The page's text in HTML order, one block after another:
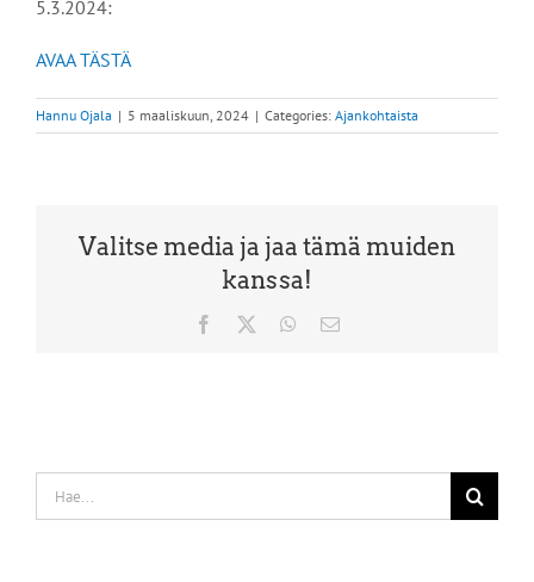
5.3.2024:
AVAA TÄSTÄ
Hannu Ojala | 5 maaliskuun, 2024 | Categories: Ajankohtaista
Valitse media ja jaa tämä muiden
kanssa!
Facebook WhatsAppSähköposti
Etsi
...